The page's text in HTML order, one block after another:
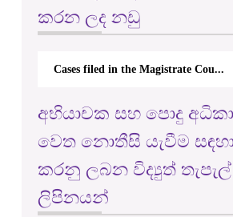
කරන ලද නඩු
Cases filed in the Magistrate Cou...
අභියාචක සහ පොදු
වෙත නොතීසි යැවීම සඳහා
කරනු ලබන විද්‍යුත් තැපැල්
ලිපිනයන්